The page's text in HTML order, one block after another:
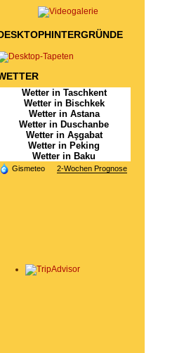
Wetter in Taschkent
Wetter in Bischkek
Wetter in Astana
Wetter in Duschanbe
Wetter in Aşgabat
Wetter in Peking
Wetter in Baku
Gismeteo 2-Wochen Prognose